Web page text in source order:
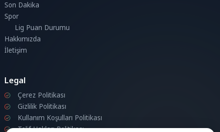
Son Dakika
Spor
Lig Puan Durumu
Hakkımızda
İletişim
Legal
Çerez Politikası
Gizlilik Politikası
Kullanım Koşulları Politikası
Telif Hakları Politikası